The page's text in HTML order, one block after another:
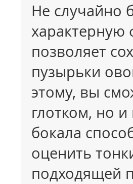
Не случайно
характерную
позволяет
пузырьки
этому, вы
глотком, но
бокала
оценить
подходящей